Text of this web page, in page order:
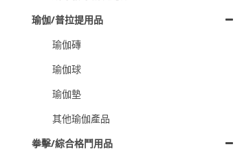
瑜伽/普拉提用品
瑜伽磚
瑜伽球
瑜伽墊
其他瑜伽產品
拳擊/綜合格鬥用品